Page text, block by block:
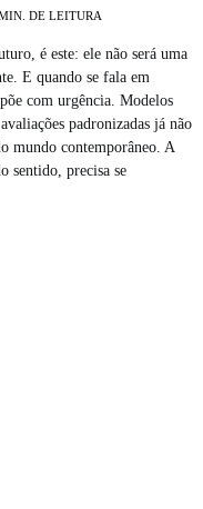
DE LEITURA
é este: ele não será uma
E quando se fala em
com urgência. Modelos
padronizadas já não
mundo contemporâneo. A
sentido, precisa se